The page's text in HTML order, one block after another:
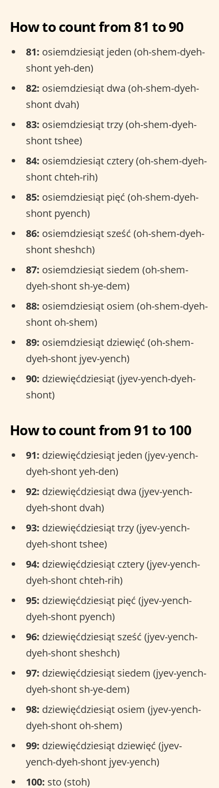
How to count from 81 to 90
81: osiemdziesiąt jeden (oh-shem-dyeh-
shont yeh-den)
82: osiemdziesiąt dwa (oh-shem-dyeh-
shont dvah)
83: osiemdziesiąt trzy (oh-shem-dyeh-
shont tshee)
84: osiemdziesiąt cztery (oh-shem-dyeh-
shont chteh-rih)
85: osiemdziesiąt pięć (oh-shem-dyeh-
shont pyench)
86: osiemdziesiąt sześć (oh-shem-dyeh-
shont sheshch)
87: osiemdziesiąt siedem (oh-shem-
dyeh-shont sh-ye-dem)
88: osiemdziesiąt osiem (oh-shem-dyeh-
shont oh-shem)
89: osiemdziesiąt dziewięć (oh-shem-
dyeh-shont jyev-yench)
90: dziewięćdziesiąt (jyev-yench-dyeh-
shont)
How to count from 91 to 100
91: dziewięćdziesiąt jeden (jyev-yench-
dyeh-shont yeh-den)
92: dziewięćdziesiąt dwa (jyev-yench-
dyeh-shont dvah)
93: dziewięćdziesiąt trzy (jyev-yench-
dyeh-shont tshee)
94: dziewięćdziesiąt cztery (jyev-yench-
dyeh-shont chteh-rih)
95: dziewięćdziesiąt pięć (jyev-yench-
dyeh-shont pyench)
96: dziewięćdziesiąt sześć (jyev-yench-
dyeh-shont sheshch)
97: dziewięćdziesiąt siedem (jyev-yench-
dyeh-shont sh-ye-dem)
98: dziewięćdziesiąt osiem (jyev-yench-
dyeh-shont oh-shem)
99: dziewięćdziesiąt dziewięć (jyev-
yench-dyeh-shont jyev-yench)
100: sto (stoh)